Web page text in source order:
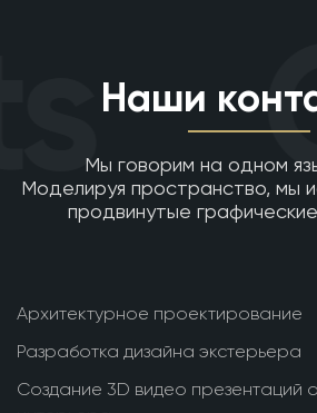
Наши
Мы говорим на одном
Моделируя пространство, мы
продвинутые
Архитектурное проектирование
Разработка дизайна экстерьера
Создание 3D видео презентаций